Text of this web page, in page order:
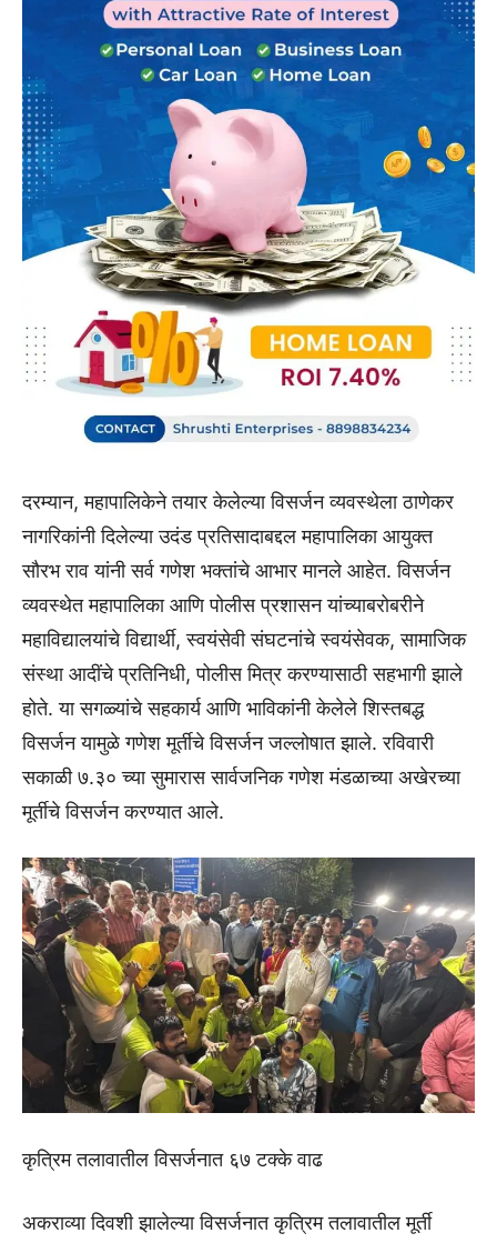
दरम्यान, महापालिकेने तयार केलेल्या विसर्जन व्यवस्थेला ठाणेकर
नागरिकांनी दिलेल्या उदंड प्रतिसादाबद्दल महापालिका आयुक्त
सौरभ राव यांनी सर्व गणेश भक्तांचे आभार मानले आहेत. विसर्जन
व्यवस्थेत महापालिका आणि पोलीस प्रशासन यांच्याबरोबरीने
महाविद्यालयांचे विद्यार्थी, स्वयंसेवी संघटनांचे स्वयंसेवक, सामाजिक
संस्था आदींचे प्रतिनिधी, पोलीस मित्र करण्यासाठी सहभागी झाले
होते. या सगळ्यांचे सहकार्य आणि भाविकांनी केलेले शिस्तबद्ध
विसर्जन यामुळे गणेश मूर्तीचे विसर्जन जल्लोषात झाले. रविवारी
सकाळी ७.३० च्या सुमारास सार्वजनिक गणेश मंडळाच्या अखेरच्या
मूर्तीचे विसर्जन करण्यात आले.
कृत्रिम तलावातील विसर्जनात ६७ टक्के वाढ
अकराव्या दिवशी झालेल्या विसर्जनात कृत्रिम तलावातील मूर्ती